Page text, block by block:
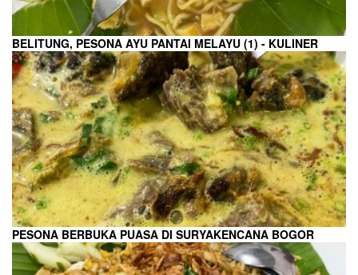
BELITUNG, PESONA AYU PANTAI MELAYU (1) - KULINER
PESONA BERBUKA PUASA DI SURYAKENCANA BOGOR